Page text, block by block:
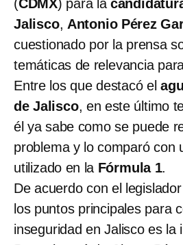
(CDMX) para la
Jalisco, Antonio Pérez
cuestionado por la prensa
temáticas de relevancia
Entre los que destacó el
de Jalisco, en este último
él ya sabe como se puede
problema y lo comparó con
utilizado en la Fórmula 1.
De acuerdo con el
los puntos principales para
inseguridad en Jalisco es la